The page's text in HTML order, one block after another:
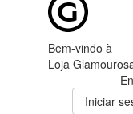
Bem-vindo à
Loja
Iniciar